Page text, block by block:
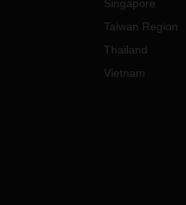
Singapore
Taiwan Region
Thailand
Vietnam